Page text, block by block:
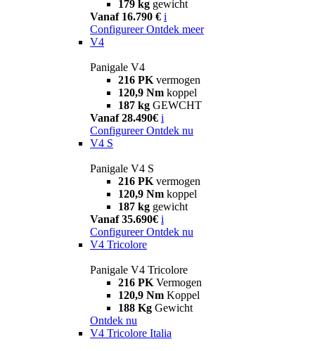
179 kg gewicht
Vanaf 16.790 € i
Configureer Ontdek meer
V4
Panigale V4
216 PK vermogen
120,9 Nm koppel
187 kg GEWCHT
Vanaf 28.490€ i
Configureer Ontdek nu
V4 S
Panigale V4 S
216 PK vermogen
120,9 Nm koppel
187 kg gewicht
Vanaf 35.690€ i
Configureer Ontdek nu
V4 Tricolore
Panigale V4 Tricolore
216 PK Vermogen
120,9 Nm Koppel
188 Kg Gewicht
Ontdek nu
V4 Tricolore Italia